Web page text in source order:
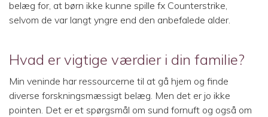
belæg for, at børn ikke kunne spille fx Counterstrike,
selvom de var langt yngre end den anbefalede alder.
Hvad er vigtige værdier i din familie?
Min veninde har ressourcerne til at gå hjem og finde
diverse forskningsmæssigt belæg. Men det er jo ikke
pointen. Det er et spørgsmål om sund fornuft og også om